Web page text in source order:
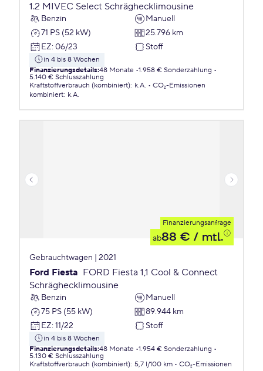
1.2 MIVEC Select Schräghecklimousine
Benzin
Manuell
71 PS (52 kW)
25.796 km
EZ: 06/23 Stoff
in 4 bis 8 Wochen
Finanzierungsdetails:48 Monate 1.958 € Sonderzahlung
5.140 € Schlusszahlung
Kraftstoffverbrauch (kombiniert): k.A.
CO₂-Emissionen
kombiniert: k.A.
Finanzierungsanfrage
ab88 € / mtl.
Gebrauchtwagen | 2021
Ford Fiesta FORD Fiesta 1,1 Cool & Connect
Schräghecklimousine
Benzin
Manuell
75 PS (55 kW)
89.944 km
EZ: 11/22 Stoff
in 4 bis 8 Wochen
Finanzierungsdetails:48 Monate 1.954 € Sonderzahlung
5.130 € Schlusszahlung
Kraftstoffverbrauch (kombiniert): 5,7 l/100 km
CO₂-Emissionen